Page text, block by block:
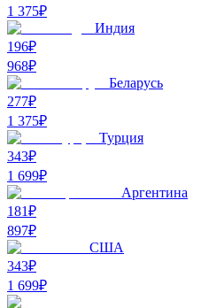
1 375₽
Индия
196₽
968₽
Беларусь
277₽
1 375₽
Турция
343₽
1 699₽
Аргентина
181₽
897₽
США
343₽
1 699₽